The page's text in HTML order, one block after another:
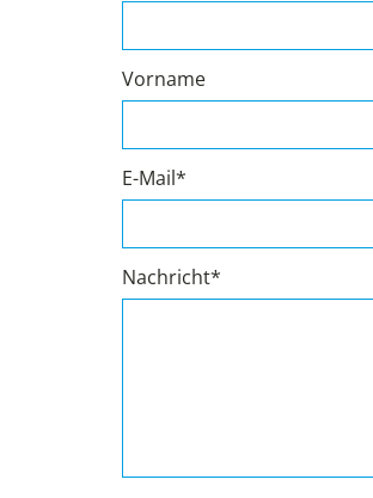
Vorname
E-Mail*
Nachricht*